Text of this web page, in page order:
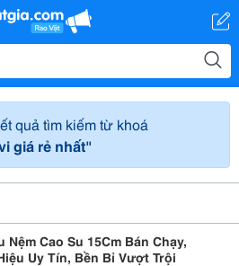
quả tìm kiếm từ khoá
giá rẻ nhất"
Nệm Cao Su 15Cm Bán Chạy,
Uy Tín, Bền Bỉ Vượt Trội